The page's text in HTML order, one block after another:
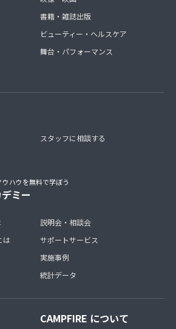
書籍・雑誌出版
ビューティー・ヘルスケア
舞台・パフォーマンス
スタッフに相談する
ハウを無料で学ぼう
ミー
は
説明会・相談会
サポートサービス
実施事例
統計データ
CAMPFIRE について